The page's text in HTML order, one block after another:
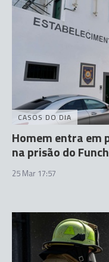
CASOS DO DIA
Homem entra
na prisão do
25 Mar 17:57